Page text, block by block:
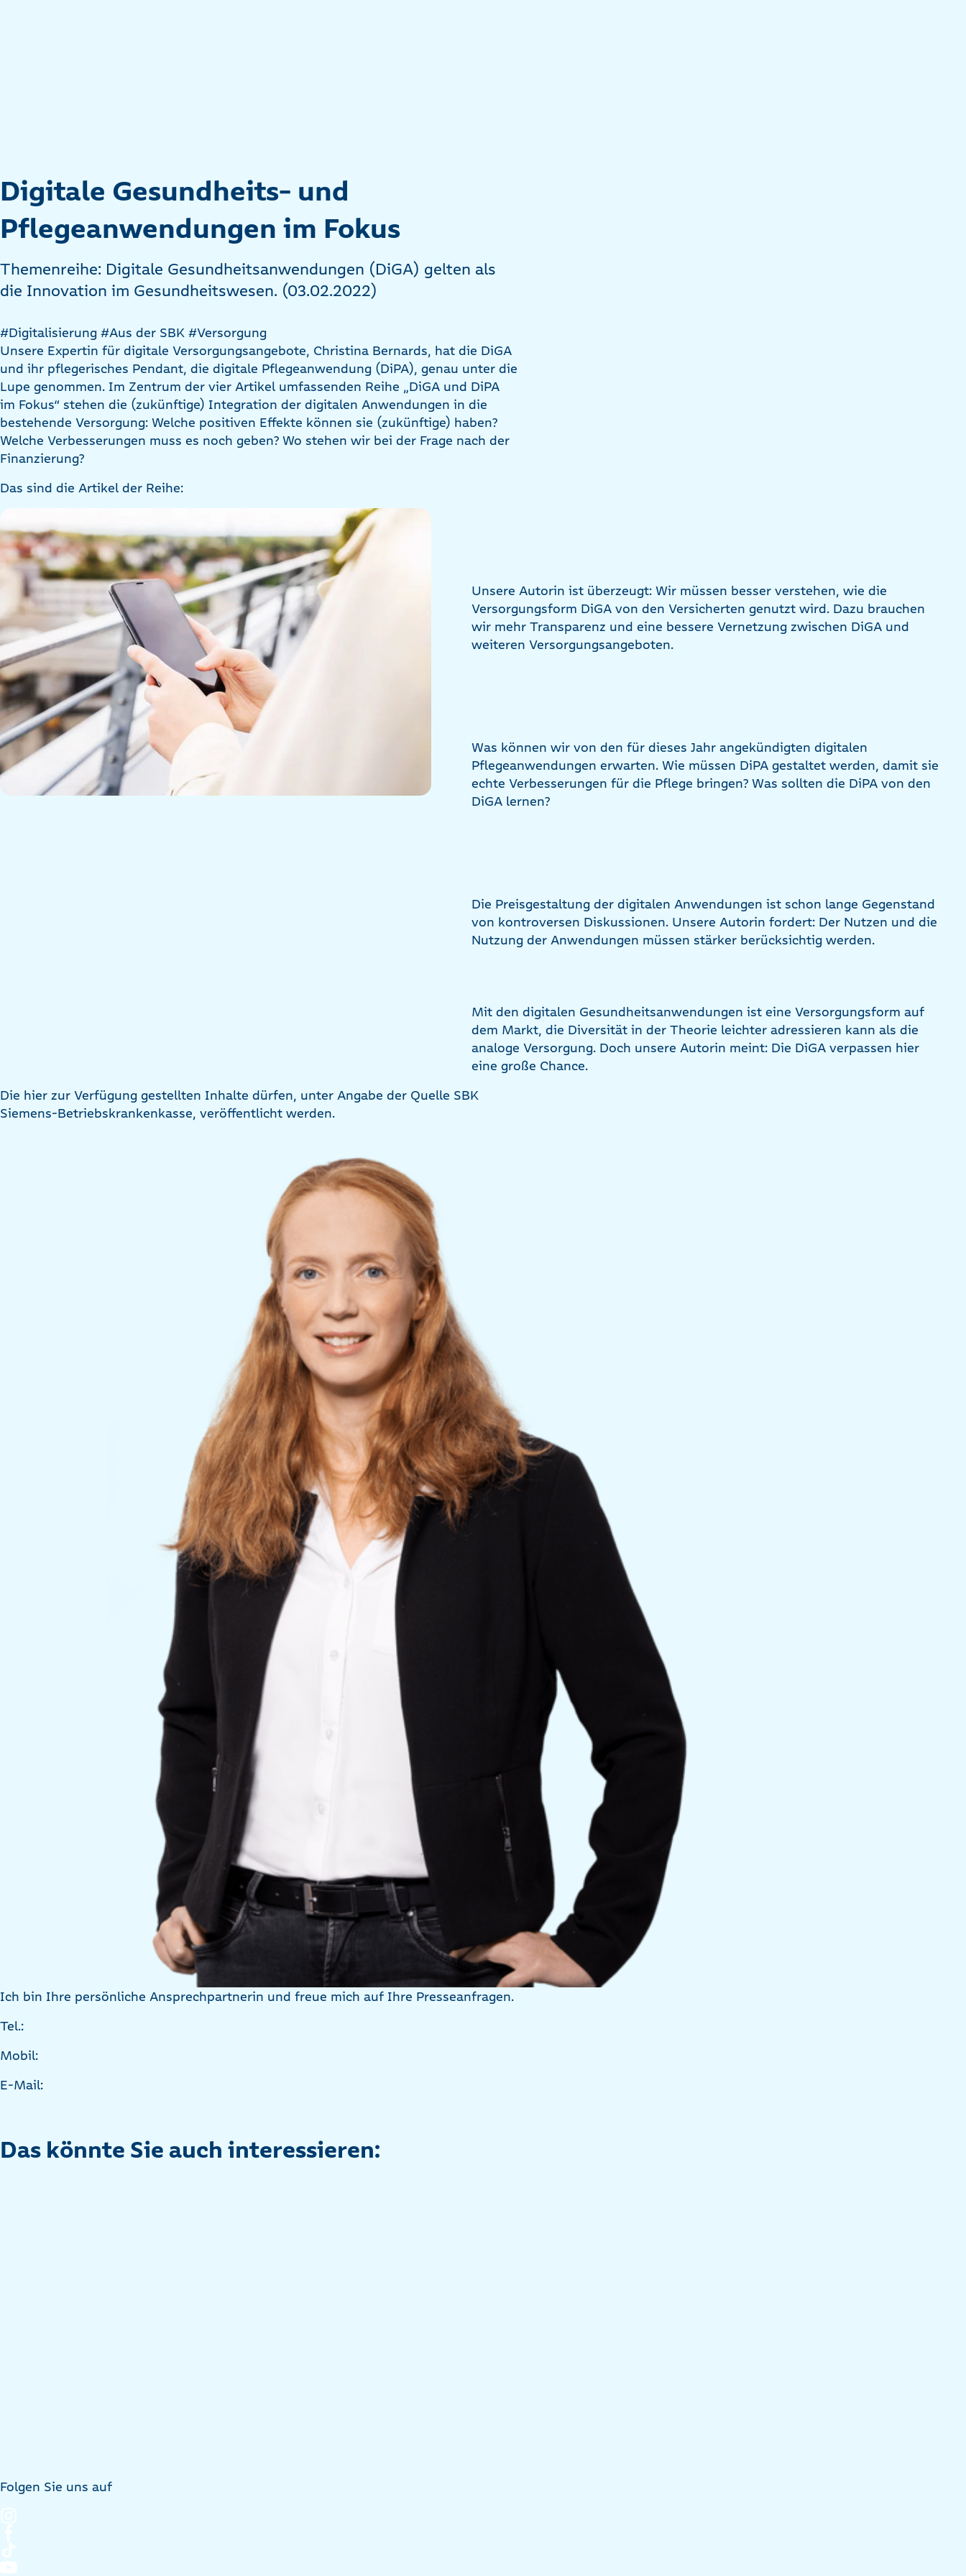
Digitale Gesundheits- und
Pflegeanwendungen im Fokus
Themenreihe: Digitale Gesundheitsanwendungen (DiGA) gelten als
die Innovation im Gesundheitswesen. (03.02.2022)
#Digitalisierung #Aus der SBK #Versorgung
Unsere Expertin für digitale Versorgungsangebote, Christina Bernards, hat die DiGA
und ihr pflegerisches Pendant, die digitale Pflegeanwendung (DiPA), genau unter die
Lupe genommen. Im Zentrum der vier Artikel umfassenden Reihe „DiGA und DiPA
im Fokus“ stehen die (zukünftige) Integration der digitalen Anwendungen in die
bestehende Versorgung: Welche positiven Effekte können sie (zukünftige) haben?
Welche Verbesserungen muss es noch geben? Wo stehen wir bei der Frage nach der
Finanzierung?
Das sind die Artikel der Reihe:
Unsere Autorin ist überzeugt: Wir müssen besser verstehen, wie die
Versorgungsform DiGA von den Versicherten genutzt wird. Dazu brauchen
wir mehr Transparenz und eine bessere Vernetzung zwischen DiGA und
weiteren Versorgungsangeboten.
Was können wir von den für dieses Jahr angekündigten digitalen
Pflegeanwendungen erwarten. Wie müssen DiPA gestaltet werden, damit sie
echte Verbesserungen für die Pflege bringen? Was sollten die DiPA von den
DiGA lernen?
Die Preisgestaltung der digitalen Anwendungen ist schon lange Gegenstand
von kontroversen Diskussionen. Unsere Autorin fordert: Der Nutzen und die
Nutzung der Anwendungen müssen stärker berücksichtig werden.
Mit den digitalen Gesundheitsanwendungen ist eine Versorgungsform auf
dem Markt, die Diversität in der Theorie leichter adressieren kann als die
analoge Versorgung. Doch unsere Autorin meint: Die DiGA verpassen hier
eine große Chance.
Die hier zur Verfügung gestellten Inhalte dürfen, unter Angabe der Quelle SBK
Siemens-Betriebskrankenkasse, veröffentlicht werden.
Ich bin Ihre persönliche Ansprechpartnerin und freue mich auf Ihre Presseanfragen.
Tel.:
Mobil:
E-Mail:
Das könnte Sie auch interessieren:
Folgen Sie uns auf